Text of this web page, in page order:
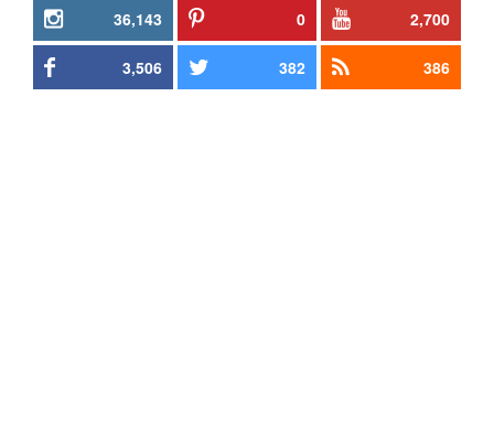
36,143 0 2,700
3,506 382 386